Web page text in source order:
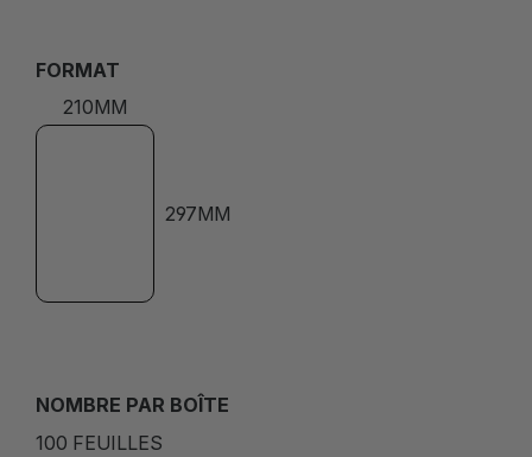
FORMAT
210MM
297MM
NOMBRE PAR BOÎTE
100 FEUILLES